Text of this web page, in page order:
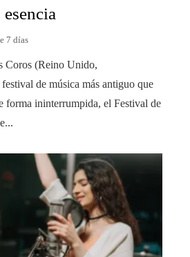
7 días
Coros (Reino Unido,
de música más antiguo que
forma ininterrumpida, el Festival de